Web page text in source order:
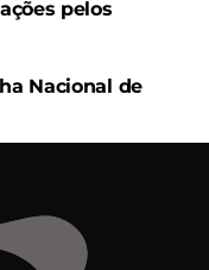
pelos
Nacional de